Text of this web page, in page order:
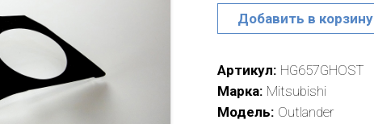
Добавить в корзину
Артикул HG657GHOST
Марка Mitsubishi
Модель Outlander